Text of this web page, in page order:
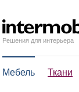
Решения для интерьера
Мебель Ткани